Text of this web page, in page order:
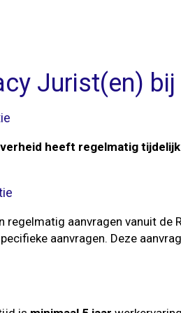
Jurist(en)
heeft regelmatig
regelmatig aanvragen vanuit
aanvragen. Deze